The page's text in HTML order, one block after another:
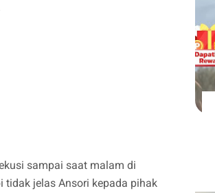
sampai saat malam di
tidak jelas Ansori kepada pihak